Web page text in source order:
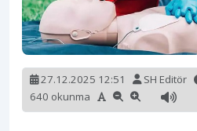
27.12.2025 12:51 SH Editör
640 okunma